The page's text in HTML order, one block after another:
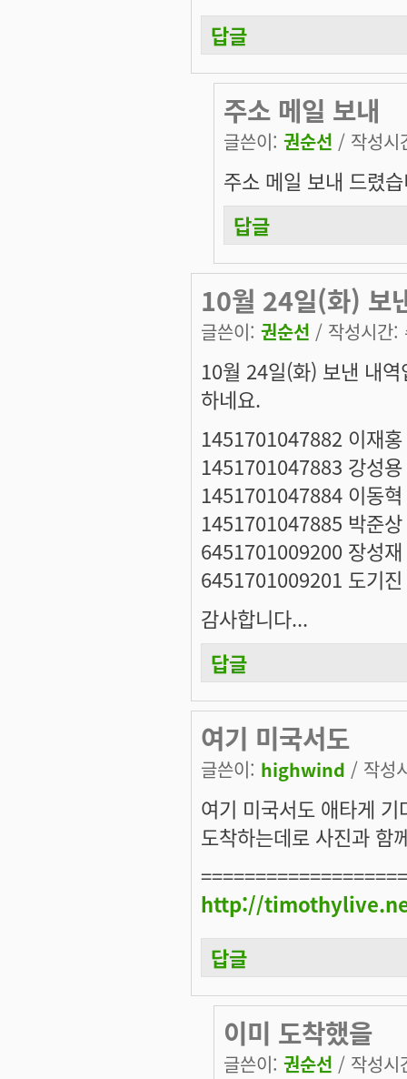
답글
주소 메일 보내
글쓴이: 권순선 / 작성
주소 메일 보내 드렸
답글
10월 24일(화) 보
글쓴이: 권순선 / 작성시간
10월 24일(화) 보낸 내
하네요.
1451701047882 이재홍
1451701047883 강성용
1451701047884 이동혁
1451701047885 박준상
6451701009200 장성재
6451701009201 도기진
감사합니다...
답글
여기 미국서도
글쓴이: highwind / 작성
여기 미국서도 애타게
도착하는데로 사진과 함
http://
답글
이미 도착했을
글쓴이: 권순선 / 작성